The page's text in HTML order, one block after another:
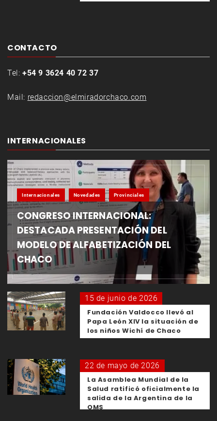
CONTACTO
Tel: +54 9 3624 40 72 37
Mail: redaccion@elmiradorchaco.com
INTERNACIONALES
Internacionales Novedades Provinciales
CONGRESO INTERNACIONAL:
DESTACADA PRESENTACIÓN DEL
MODELO DE ALFABETIZACIÓN DEL
CHACO
15 de junio de 2026
Fundación Valdocco llevó al
Papa León XIV la situación de
los niños Wichí de Chaco
22 de mayo de 2026
La Asamblea Mundial de la
Salud ratificó oficialmente la
salida de la Argentina de la
OMS